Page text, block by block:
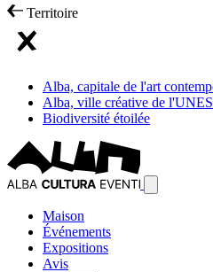
Territoire
Alba, capitale de l'art
Alba, ville créative de
Biodiversité étoilée
Maison
Événements
Expositions
Avis